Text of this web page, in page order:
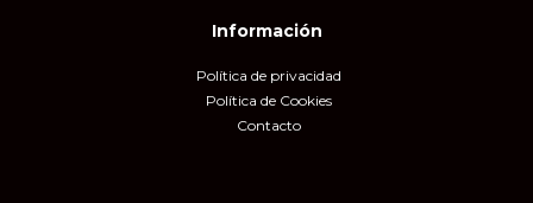
Información
Política de privacidad
Política de Cookies
Contacto